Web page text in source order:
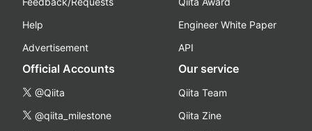
Help
Advertisement
Engineer White Paper
API
Official Accounts
@Qiita
@qiita_milestone
Our service
Qiita Team
Qiita Zine